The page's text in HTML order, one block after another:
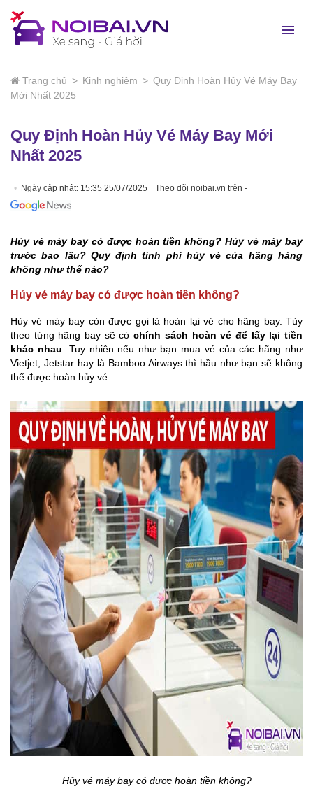
Trang chủ > Kinh nghiệm > Quy Định Hoàn Hủy Vé Máy Bay
Mới Nhất 2025
Quy Định Hoàn Hủy Vé Máy Bay Mới
Nhất 2025
Ngày cập nhật: 15:35 25/07/2025 Theo dõi noibai.vn trên -
Hủy vé máy bay có được hoàn tiền không? Hủy vé máy bay
trước bao lâu? Quy định tính phí hủy vé của hãng hàng
không như thế nào?
Hủy vé máy bay có được hoàn tiền không?
Hủy vé máy bay còn được gọi là hoàn lại vé cho hãng bay. Tùy
theo từng hãng bay sẽ cóchính sách hoàn vé để lấy lại tiền
khác nhau. Tuy nhiên nếu như bạn mua vé của các hãng như
Vietjet, Jetstar hay là Bamboo Airways thì hầu như bạn sẽ không
thể được hoàn hủy vé.
Hủy vé máy bay có được hoàn tiền không?